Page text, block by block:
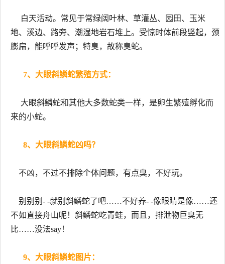
白天活动。常见于常绿阔叶林、草灌丛、园田、玉米
地、溪边、路旁、潮湿地岩石堆上。受惊时体前段竖起，颈
膨扁，能呼呼发声；特臭，故称臭蛇。
7、大眼斜鳞蛇繁殖方式：
大眼斜鳞蛇和其他大多数蛇类一样，是卵生繁殖孵化而
来的小蛇。
8、大眼斜鳞蛇凶吗？
不凶，不过不排除个体问题，有点臭，不好玩。
别别别- -就别斜鳞蛇了吧……不好养- -像眼睛是像……还
不如直接舟山呢！斜鳞蛇吃青蛙，而且，排泄物巨臭无
比……没法say！
9、大眼斜鳞蛇图片：